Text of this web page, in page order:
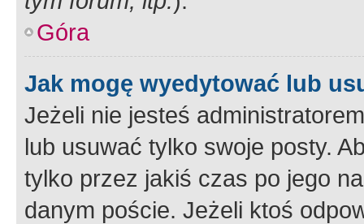
Góra
Jak mogę wyedytować lub
Jeżeli nie jesteś
lub usuwać tylko swoje posty.
tylko przez jakiś czas po jego
danym poście. Jeżeli ktoś